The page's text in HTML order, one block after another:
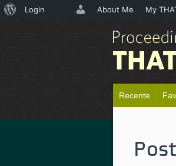
Recente
Informazioni
Login About Me My